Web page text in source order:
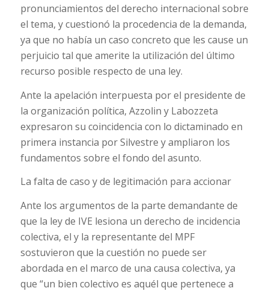
pronunciamientos del derecho internacional sobre
el tema, y cuestionó la procedencia de la demanda,
ya que no había un caso concreto que les cause un
perjuicio tal que amerite la utilización del último
recurso posible respecto de una ley.
Ante la apelación interpuesta por el presidente de
la organización política, Azzolin y Labozzeta
expresaron su coincidencia con lo dictaminado en
primera instancia por Silvestre y ampliaron los
fundamentos sobre el fondo del asunto.
La falta de caso y de legitimación para accionar
Ante los argumentos de la parte demandante de
que la ley de IVE lesiona un derecho de incidencia
colectiva, el y la representante del MPF
sostuvieron que la cuestión no puede ser
abordada en el marco de una causa colectiva, ya
que “un bien colectivo es aquél que pertenece a